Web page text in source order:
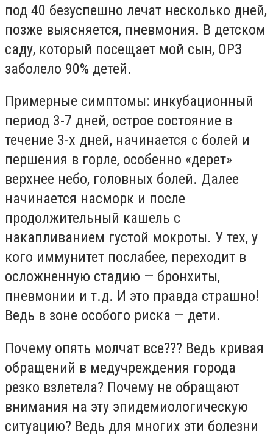
под 40 безуспешно лечат несколько дней,
позже выясняется, пневмония. В детском
саду, который посещает мой сын, ОРЗ
заболело 90% детей.
Примерные симптомы: инкубационный
период 3-7 дней, острое состояние в
течение 3-х дней, начинается с болей и
першения в горле, особенно «дерет»
верхнее небо, головных болей. Далее
начинается насморк и после
продолжительный кашель с
накапливанием густой мокроты. У тех, у
кого иммунитет послабее, переходит в
осложненную стадию — бронхиты,
пневмонии и т.д. И это правда страшно!
Ведь в зоне особого риска — дети.
Почему опять молчат все??? Ведь кривая
обращений в медучреждения города
резко взлетела? Почему не обращают
внимания на эту эпидемиологическую
ситуацию? Ведь для многих эти болезни